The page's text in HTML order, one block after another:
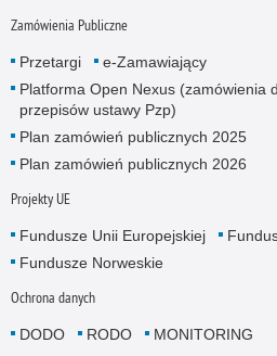
Zamówienia Publiczne
Przetargi
e-Zamawiający
Platforma Open Nexus (zamówienia
przepisów ustawy Pzp)
Plan zamówień publicznych 2025
Plan zamówień publicznych 2026
Projekty UE
Fundusze Unii Europejskiej
Fundusze Norweskie
Ochrona danych
DODO RODO MONITORING